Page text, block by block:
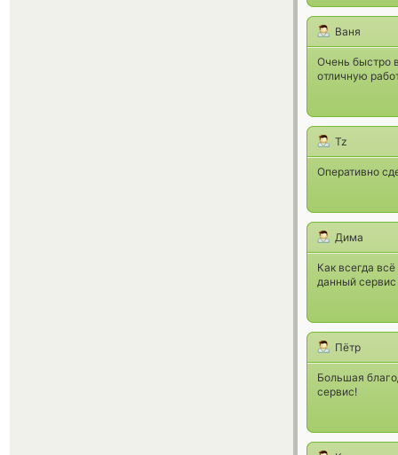
Ваня
Очень быстро
отличную
Tz
Оперативно
Дима
Как всегда
данный сервис
Пётр
Большая
сервис!